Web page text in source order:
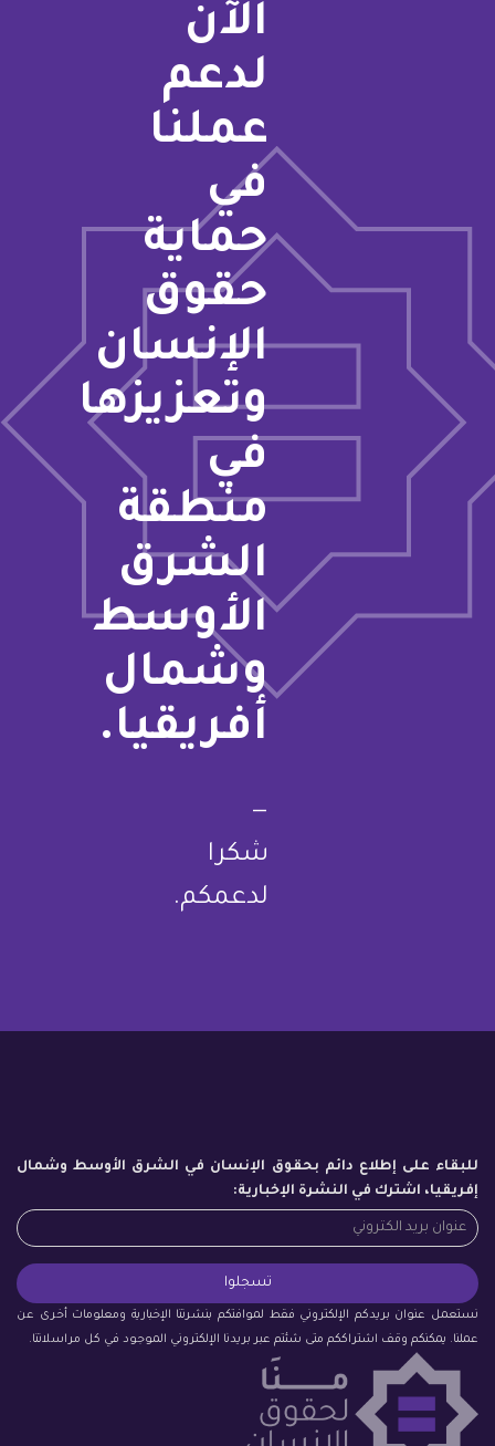
الآن
لدعم
عملنا
في
حماية
حقوق
الإنسان
وتعزيزها
في
منطقة
الشرق
الأوسط
وشمال
أفريقيا.
—
شكرا
لدعمكم.
للبقاء على إطلاع دائم بحقوق الإنسان في الشرق الأوسط وشمال
إفريقيا، اشترك في النشرة الإخبارية:
نستعمل عنوان بريدكم الإلكتروني فقط لموافتكم بنشرتنا الإخبارية ومعلومات أخرى عن
عملنا. يمكنكم وقف اشتراككم متى شئتم عبر بريدنا الإلكتروني الموجود في كل مراسلاتنا.